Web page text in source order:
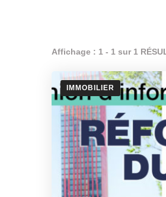
Affichage : 1 - 1 sur 1
IMMOBILIER